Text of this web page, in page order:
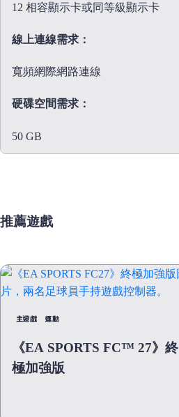
12 相容顯示卡或同等級顯示卡
線上連線需求：
寬頻網際網路連線
硬碟空間需求：
50 GB
推薦遊戲
主遊戲 運動
《EA SPORTS FC™ 27》終
極加強版